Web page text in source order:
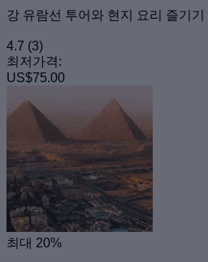
강 유람선 투어와 현지 요리 즐기기
4.7 (3)
최저가격:
US$75.00
최대 20%